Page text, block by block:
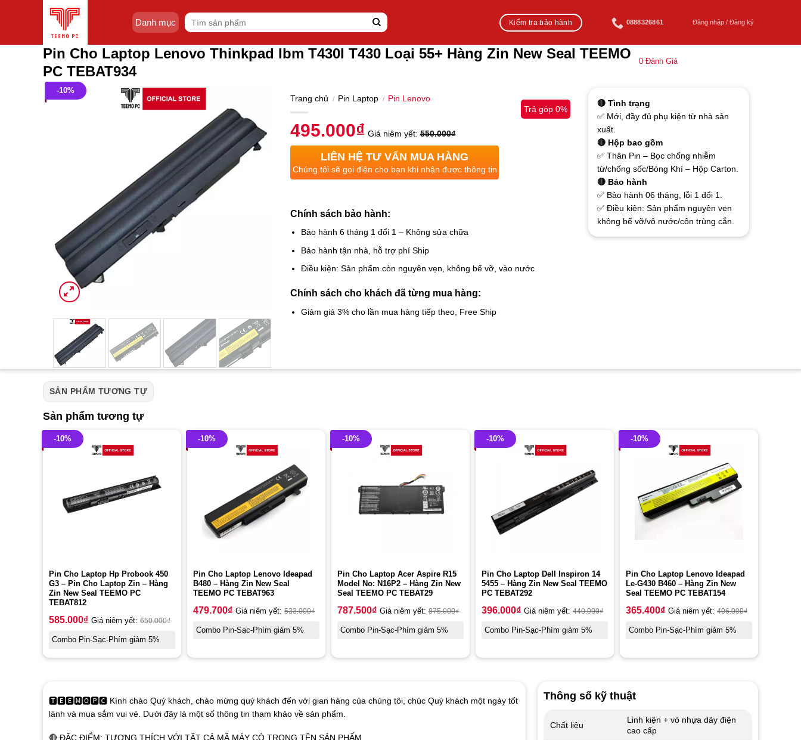
Danh mục
Tìm
kiếm:
Kiểm tra bảo hành 0888326861 Đăng nhập / Đăng ký
Pin Cho Laptop Lenovo Thinkpad Ibm T430I T430 Loại 55+ Hàng Zin New Seal TEEMO
PC TEBAT934
0 Đánh Giá
-10%
Trang chủ / Pin Laptop / Pin Lenovo
495.000₫ Giá niêm yết: 550.000₫
Trả góp 0%
LIÊN HỆ TƯ VẤN MUA HÀNG
Chúng tôi sẽ gọi điện cho bạn khi nhận được thông tin
Chính sách bảo hành:
Bảo hành 6 tháng 1 đổi 1 – Không sửa chữa
Bảo hành tận nhà, hỗ trợ phí Ship
Điều kiện: Sản phẩm còn nguyên vẹn, không bể vỡ, vào nước
Chính sách cho khách đã từng mua hàng:
Giảm giá 3% cho lần mua hàng tiếp theo, Free Ship
🔴 Tình trạng
✅ Mới, đầy đủ phụ kiện từ nhà sản
xuất.
🔴 Hộp bao gồm
✅ Thân Pin – Bọc chống nhiễm
từ/chống sốc/Bóng Khí – Hộp Carton.
🔴 Bảo hành
✅ Bảo hành 06 tháng, lỗi 1 đổi 1.
✅ Điều kiện: Sản phẩm nguyên vẹn
không bể vỡ/vô nước/côn trùng cắn.
SẢN PHẨM TƯƠNG TỰ
Sản phẩm tương tự
-10%
Pin Cho Laptop Hp Probook 450
G3 – Pin Cho Laptop Zin – Hàng
Zin New Seal TEEMO PC
TEBAT812
585.000₫ Giá niêm yết: 650.000₫
Combo Pin-Sạc-Phím giảm 5%
-10%
Pin Cho Laptop Lenovo Ideapad
B480 – Hàng Zin New Seal
TEEMO PC TEBAT963
479.700₫ Giá niêm yết: 533.000₫
Combo Pin-Sạc-Phím giảm 5%
-10%
Pin Cho Laptop Acer Aspire R15
Model No: N16P2 – Hàng Zin New
Seal TEEMO PC TEBAT29
787.500₫ Giá niêm yết: 875.000₫
Combo Pin-Sạc-Phím giảm 5%
-10%
Pin Cho Laptop Dell Inspiron 14
5455 – Hàng Zin New Seal TEEMO
PC TEBAT292
396.000₫ Giá niêm yết: 440.000₫
Combo Pin-Sạc-Phím giảm 5%
-10%
Pin Cho Laptop Lenovo Ideapad
Le-G430 B460 – Hàng Zin New
Seal TEEMO PC TEBAT154
365.400₫ Giá niêm yết: 406.000₫
Combo Pin-Sạc-Phím giảm 5%
🆃🅴🅴🅼🅾🅿🅲 Kính chào Quý khách, chào mừng quý khách đến với gian hàng của chúng tôi, chúc Quý khách một ngày tốt
lành và mua sắm vui vẻ. Dưới đây là một số thông tin tham khảo về sản phẩm.
🔴 ĐẶC ĐIỂM: TƯƠNG THÍCH VỚI TẤT CẢ MÃ MÁY CÓ TRONG TÊN SẢN PHẨM
Thông số kỹ thuật
Chất liệu
Linh kiện + vỏ nhựa dây điện
cao cấp